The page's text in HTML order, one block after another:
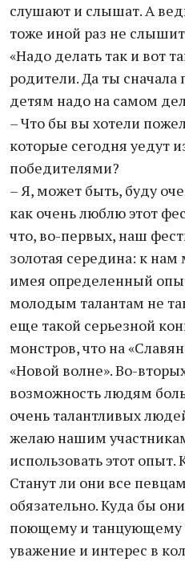
слушают и слышат. А
тоже иной раз не
«Надо делать так и вот
родители. Да ты
детям надо на самом
– Что бы вы хотели
которые сегодня уедут
победителями?
– Я, может быть, буду
как очень люблю этот
что, во-первых, наш
золотая середина: к
имея определенный
молодым талантам не
еще такой серьезной
монстров, что на
«Новой волне». Во-
возможность людям
очень талантливых
желаю нашим
использовать этот
Станут ли они все
обязательно. Куда бы
поющему и танцующему
уважение и интерес в